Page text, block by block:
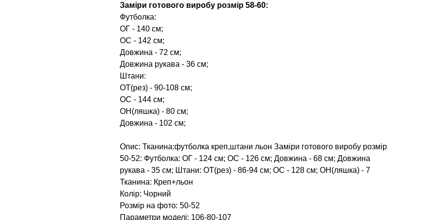
Заміри готового виробу розмір 58-60:
Футболка:
ОГ - 140 см;
ОС - 142 см;
Довжина - 72 см;
Довжина рукава - 36 см;
Штани:
ОТ(рез) - 90-108 см;
ОС - 144 см;
ОН(ляшка) - 80 см;
Довжина - 102 см;
Опис: Тканина:футболка креп,штани льон Заміри готового виробу розмір
50-52: Футболка: ОГ - 124 см; ОС - 126 см; Довжина - 68 см; Довжина
рукава - 35 см; Штани: ОТ(рез) - 86-94 см; ОС - 128 см; ОН(ляшка) - 7
Тканина: Креп+льон
Колір: Чорний
Розмір на фото: 50-52
Параметри моделі: 106-80-107